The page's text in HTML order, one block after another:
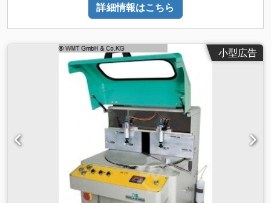
詳細情報はこちら
小型広告